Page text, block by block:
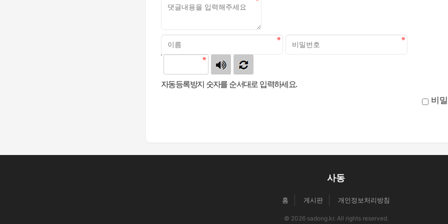
자동등록방지 숫자를 순서대로 입력하세요.
비
사동
홈 게시판 개인정보처리방침
© 2026 sadong.kr. All rights reserved.